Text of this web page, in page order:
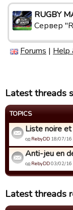
RUGBY
Сервер
Forums | Help
Latest threads
TOPICS
Liste noire
од RebyDD 18/07/16
Anti-jeu en
од RebyDD03/02/16
Latest threads